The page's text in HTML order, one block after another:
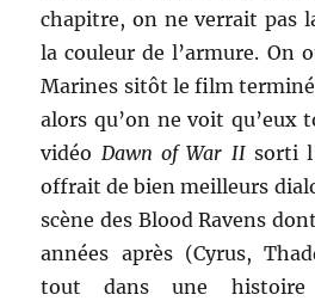
chapitre, on ne verrait pas
la couleur de l’armure. On
Marines sitôt le film
alors qu’on ne voit qu’eux
vidéo Dawn of War IIsorti
offrait de bien meilleurs
scène des Blood Ravens
années après (Cyrus,
tout dans une histoire